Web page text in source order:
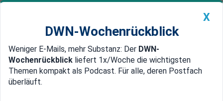
Newsticker MEIN DWN: Geldanlage Premium
Edelmetalle DWN-Magazin China
X
DWN-Wochenrückblick
Weniger E-Mails, mehr Substanz: Der DWN-
Wochenrückblick liefert 1x/Woche die wichtigsten
Themen kompakt als Podcast. Für alle, deren Postfach
überläuft.